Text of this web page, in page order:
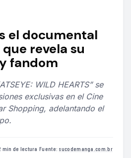
el documental
que revela su
fandom
WILD HEARTS” se
exclusivas en el Cine
Shopping, adelantando el
min de lectura ·Fuente: sucodemanga.com.br